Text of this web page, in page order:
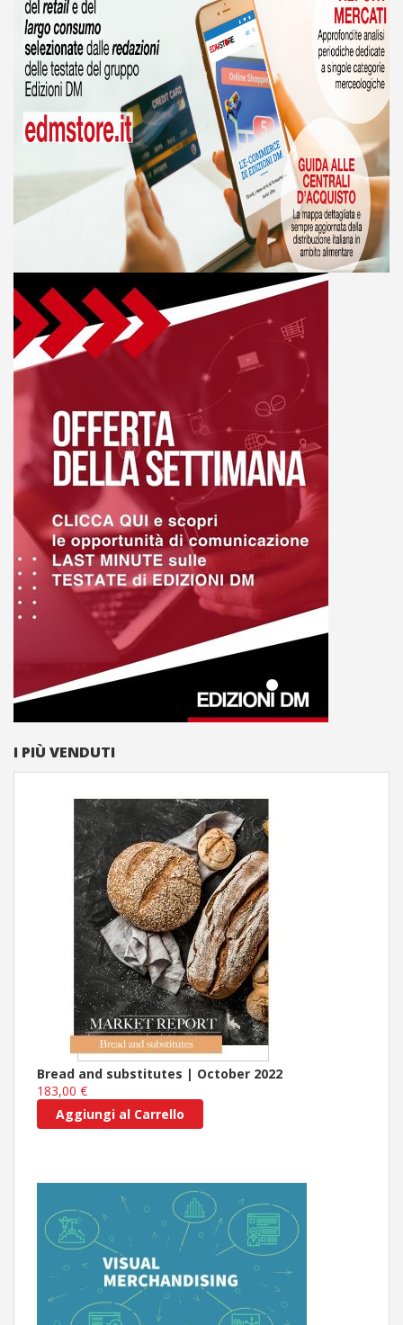
I PIÙ VENDUTI
Bread and substitutes | October 2022
183,00 €
Aggiungi al Carrello